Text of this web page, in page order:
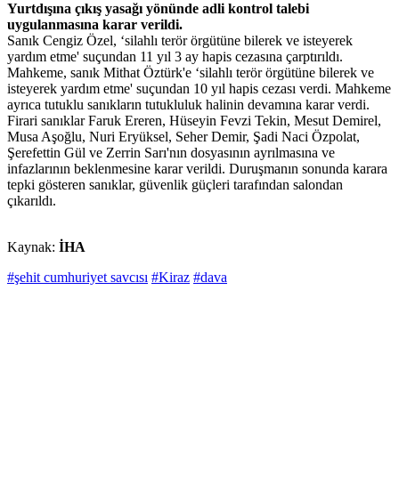
Yurtdışına çıkış yasağı yönünde adli kontrol talebi
uygulanmasına karar verildi.
Sanık Cengiz Özel, ‘silahlı terör örgütüne bilerek ve isteyerek
yardım etme' suçundan 11 yıl 3 ay hapis cezasına çarptırıldı.
Mahkeme, sanık Mithat Öztürk'e ‘silahlı terör örgütüne bilerek ve
isteyerek yardım etme' suçundan 10 yıl hapis cezası verdi. Mahkeme
ayrıca tutuklu sanıkların tutukluluk halinin devamına karar verdi.
Firari sanıklar Faruk Ereren, Hüseyin Fevzi Tekin, Mesut Demirel,
Musa Aşoğlu, Nuri Eryüksel, Seher Demir, Şadi Naci Özpolat,
Şerefettin Gül ve Zerrin Sarı'nın dosyasının ayrılmasına ve
infazlarının beklenmesine karar verildi. Duruşmanın sonunda karara
tepki gösteren sanıklar, güvenlik güçleri tarafından salondan
çıkarıldı.
Kaynak: İHA
#şehit cumhuriyet savcısı #Kiraz #dava